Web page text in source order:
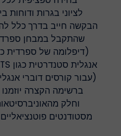
לציוני בגרות ודוחות
הבקשה חייב בדרך כלל
שהתקבל במבחן ספרדית
(דיפלומה של ספרדית
(עבור קורסים דוברי
ברשימה הקצרה יוזמנו
וחלק מהאוניברסיטאות
מסטודנטים פוטנציאליים